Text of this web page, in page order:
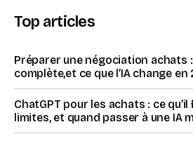
Top articles
Préparer une négociation achats
complète,et ce que l’IA change
ChatGPT pour les achats : ce
limites, et quand passer à une IA